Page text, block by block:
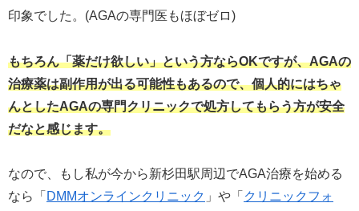
印象でした。(AGAの専門医もほぼゼロ)
もちろん「薬だけ欲しい」という方ならOKですが、AGAの
治療薬は副作用が出る可能性もあるので、個人的にはちゃ
んとしたAGAの専門クリニックで処方してもらう方が安全
だなと感じます。
なので、もし私が今から新杉田駅周辺でAGA治療を始める
なら「 DMMオンラインクリニック 」や「 クリニックフォ